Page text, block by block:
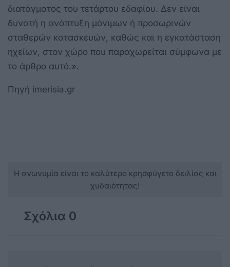
διατάγματος του τετάρτου εδαφίου. Δεν είναι
δυνατή η ανάπτυξη μόνιμων ή προσωρινών
σταθερών κατασκευών, καθώς και η εγκατάσταση
ηχείων, στον χώρο που παραχωρείται σύμφωνα με
το άρθρο αυτό.».
Πηγή imerisia.gr
Η ανωνυμία είναι το καλύτερο κρησφύγετο δειλίας και
χυδαιότητας!
Σχόλια 0